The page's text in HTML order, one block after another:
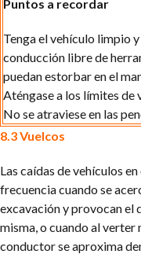
Puntos a recordar
Tenga el vehículo limpio
conducción libre de
puedan estorbar en el
Aténgase a los límites de
No se atraviese en las
8.3 Vuelcos
Las caídas de vehículos
frecuencia cuando se
excavación y provocan el
misma, o cuando al
conductor se aproxima